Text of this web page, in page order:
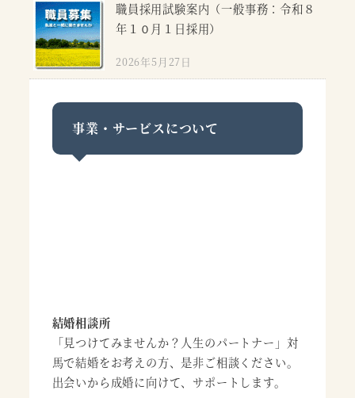
職員採用試験案内（一般事務：令和８
年１０月１日採用）
2026年5月27日
事業・サービスについて
結婚相談所
「見つけてみませんか？人生のパートナー」対
馬で結婚をお考えの方、是非ご相談ください。
出会いから成婚に向けて、サポートします。